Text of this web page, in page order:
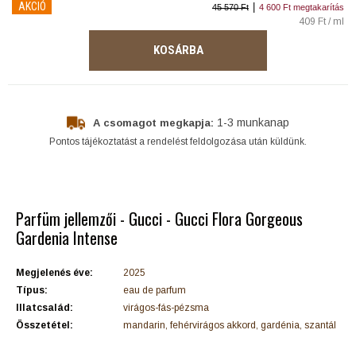
AKCIÓ 45 570 Ft | 4 600 Ft megtakarítás
409 Ft / ml
KOSÁRBA
A csomagot megkapja: 1-3 munkanap
Pontos tájékoztatást a rendelést feldolgozása után küldünk.
Parfüm jellemzői - Gucci - Gucci Flora Gorgeous
Gardenia Intense
Megjelenés éve:
2025
Típus:
eau de parfum
Illatcsalád:
virágos-fás-pézsma
Összetétel:
mandarin, fehérvirágos akkord, gardénia, szantál